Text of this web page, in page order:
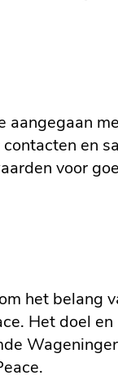
en
voor
het belang
Het doel